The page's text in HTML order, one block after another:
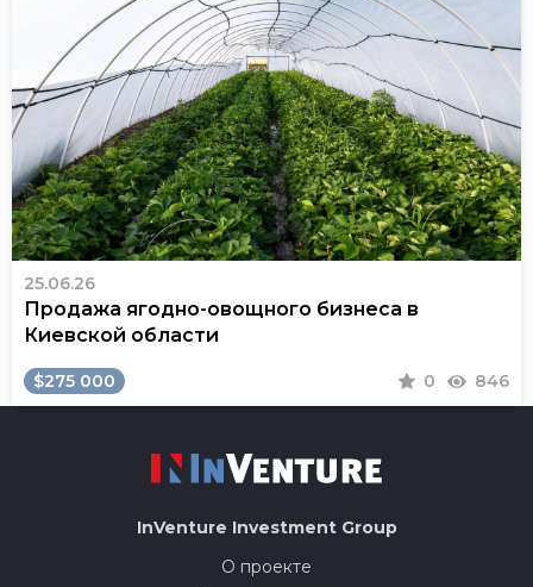
25.06.26
Продажа ягодно-овощного бизнеса в
Киевской области
$275 000 0 846
InVenture Investment Group
О проекте